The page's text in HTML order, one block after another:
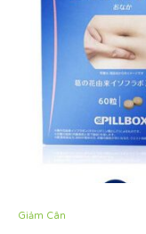
Giảm Cân